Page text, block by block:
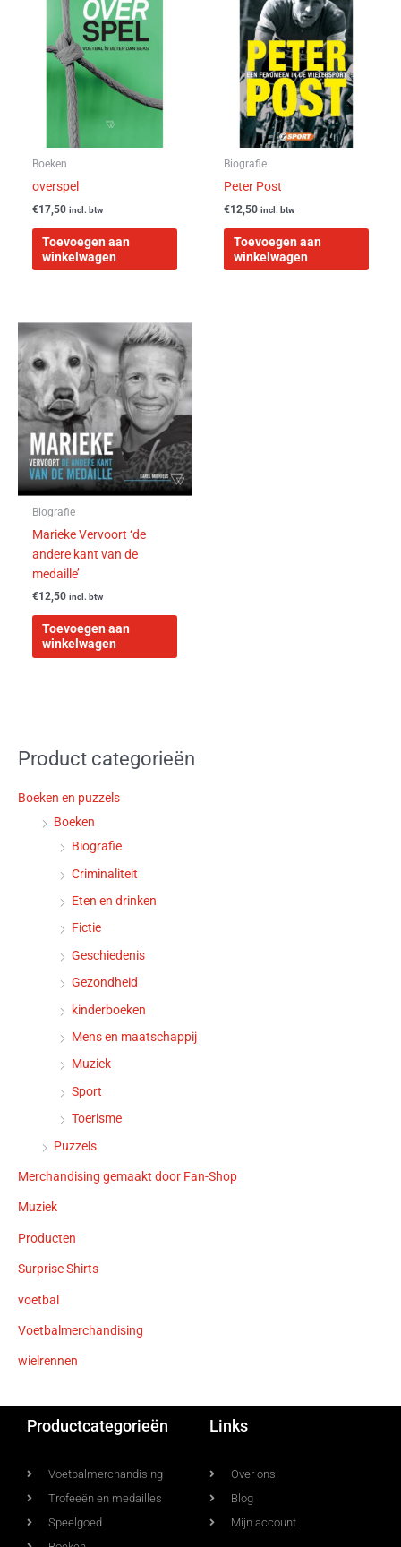
Boeken
overspel
€17,50 incl. btw
Toevoegen aan
winkelwagen
Biografie
Peter Post
€12,50 incl. btw
Toevoegen aan
winkelwagen
Biografie
Marieke Vervoort ‘de
andere kant van de
medaille’
€12,50 incl. btw
Toevoegen aan
winkelwagen
Product categorieën
Boeken en puzzels
Boeken
Biografie
Criminaliteit
Eten en drinken
Fictie
Geschiedenis
Gezondheid
kinderboeken
Mens en maatschappij
Muziek
Sport
Toerisme
Puzzels
Merchandising gemaakt door Fan-Shop
Muziek
Producten
Surprise Shirts
voetbal
Voetbalmerchandising
wielrennen
Productcategorieën
Voetbalmerchandising
Trofeeën en medailles
Speelgoed
Links
Over ons
Blog
Mijn account